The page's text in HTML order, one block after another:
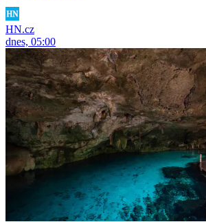
HN.cz
dnes, 05:00